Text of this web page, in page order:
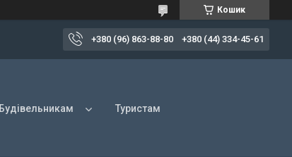
Кошик
+380 (96) 863-88-80 +380 (44) 334-45-61
Будівельникам Туристам